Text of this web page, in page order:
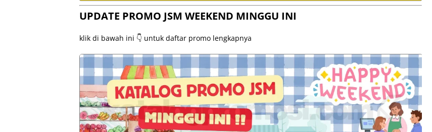
UPDATE PROMO JSM WEEKEND MINGGU INI
klik di bawah ini 👇 untuk daftar promo lengkapnya